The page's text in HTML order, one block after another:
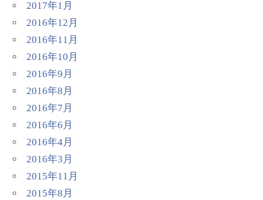
2017年1月
2016年12月
2016年11月
2016年10月
2016年9月
2016年8月
2016年7月
2016年6月
2016年4月
2016年3月
2015年11月
2015年8月